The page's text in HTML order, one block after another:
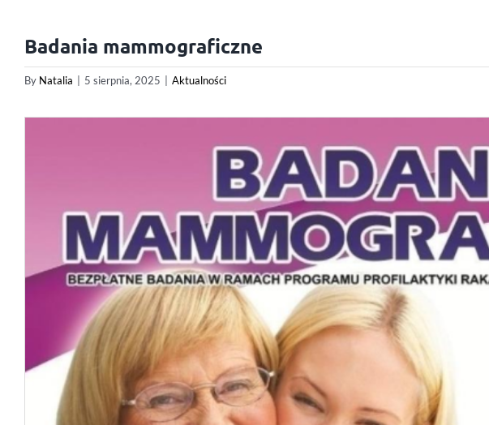
Badania mammograficzne
By Natalia 5 sierpnia, 2025 Aktualności